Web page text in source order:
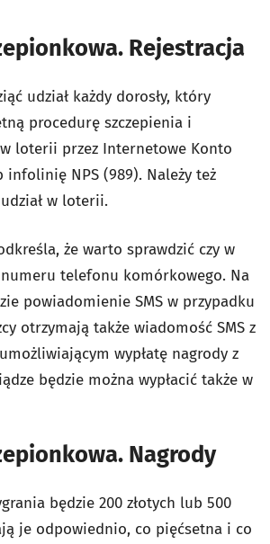
Rejestracja
udział każdy dorosły, który
procedurę szczepienia i
loterii przez Internetowe Konto
infolinię NPS (989). Należy też
w loterii.
że warto sprawdzić czy w
telefonu komórkowego. Na
powiadomienie SMS w przypadku
otrzymają także wiadomość SMS z
wypłatę nagrody z
będzie można wypłacić także w
Nagrody
będzie 200 złotych lub 500
je odpowiednio, co pięćsetna i co